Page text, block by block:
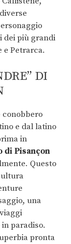
dei più grandi
e Petrarca.
DI
e dal latino
in
di Pisançon
Questo
una
paradiso.
pronta